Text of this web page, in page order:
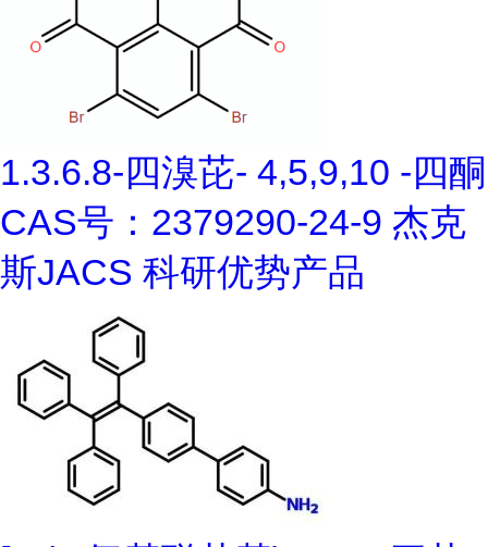
1.3.6.8-四溴芘- 4,5,9,10 -四酮
CAS号：2379290-24-9 杰克
斯JACS 科研优势产品